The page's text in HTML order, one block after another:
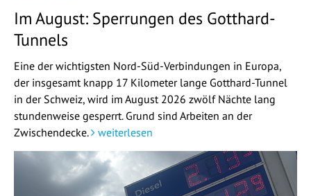
Im August: Sperrungen des Gotthard-
Tunnels
Eine der wichtigsten Nord-Süd-Verbindungen in Europa,
der insgesamt knapp 17 Kilometer lange Gotthard-Tunnel
in der Schweiz, wird im August 2026 zwölf Nächte lang
stundenweise gesperrt. Grund sind Arbeiten an der
Zwischendecke.
weiterlesen